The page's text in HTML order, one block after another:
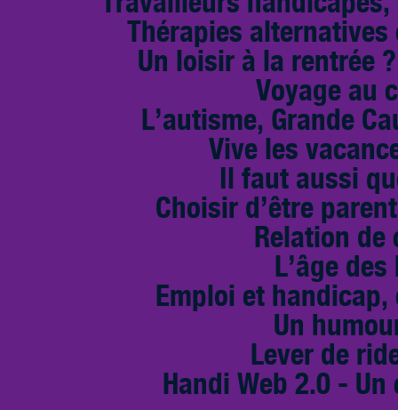
Thérapies
Un loisir à la rentrée
Voyage au
L’autisme, Grande
Vive les
Il faut aussi
Choisir d’être
Relation de
L’âge
Emploi et
Un
Lever de
Handi Web 2.0 -